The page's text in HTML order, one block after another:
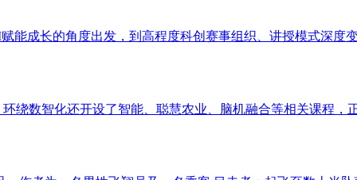
能成长的角度出发，到高程度科创赛事组织、讲授模式深度
绕数智化还开设了智能、聪慧农业、脑机融合等相关课程，